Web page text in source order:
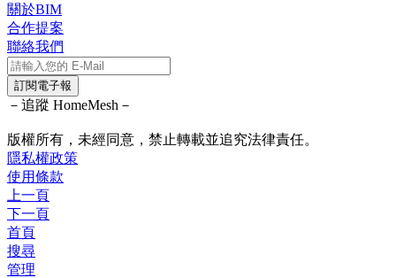
關於BIM
合作提案
聯絡我們
訂閱電子報
－追蹤 HomeMesh－
版權所有，未經同意，禁止轉載並追究法律責任。
隱私權政策
使用條款
上一頁
下一頁
首頁
搜尋
管理